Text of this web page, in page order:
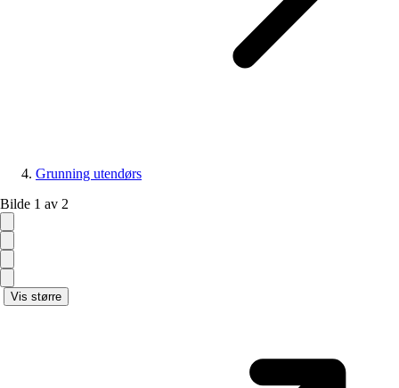
Grunning utendørs
Bilde 1 av 2
Vis større